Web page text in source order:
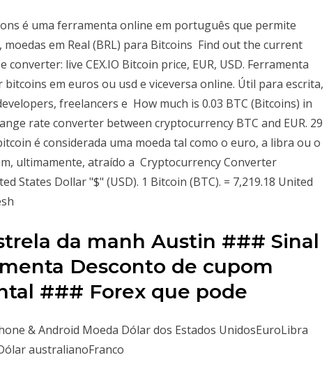
é uma ferramenta online em português que permite
em Real (BRL) para Bitcoins Find out the current
live CEX.IO Bitcoin price, EUR, USD. Ferramenta
em euros ou usd e viceversa online. Útil para escrita,
freelancers e How much is 0.03 BTC (Bitcoins) in
rate converter between cryptocurrency BTC and EUR. 29
é considerada uma moeda tal como o euro, a libra ou o
ultimamente, atraído a Cryptocurrency Converter
States Dollar "$" (USD). 1 Bitcoin (BTC). = 7,219.18 United
da manh Austin ### Sinal
Desconto de cupom
### Forex que pode
& Android Moeda Dólar dos Estados UnidosEuroLibra
australianoFranco